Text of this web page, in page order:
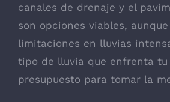
canales de drenaje y el
son opciones viables,
limitaciones en lluvias
tipo de lluvia que enfrenta tu
presupuesto para tomar la